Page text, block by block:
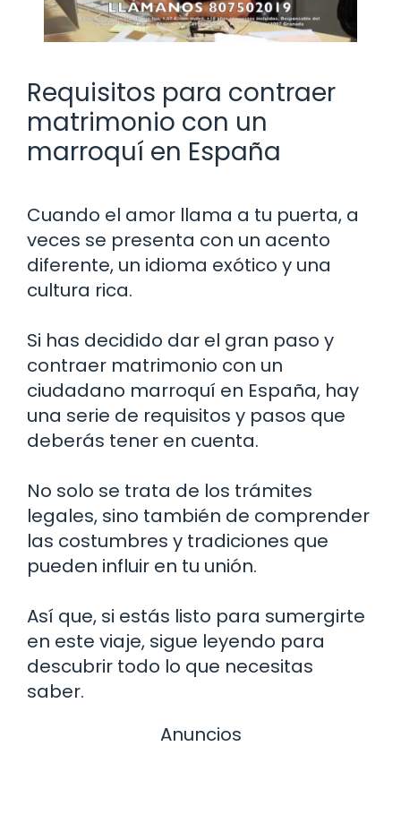
Requisitos para contraer
matrimonio con un
marroquí en España
Cuando el amor llama a tu puerta, a
veces se presenta con un acento
diferente, un idioma exótico y una
cultura rica.
Si has decidido dar el gran paso y
contraer matrimonio con un
ciudadano marroquí en España, hay
una serie de requisitos y pasos que
deberás tener en cuenta.
No solo se trata de los trámites
legales, sino también de comprender
las costumbres y tradiciones que
pueden influir en tu unión.
Así que, si estás listo para sumergirte
en este viaje, sigue leyendo para
descubrir todo lo que necesitas
saber.
Anuncios